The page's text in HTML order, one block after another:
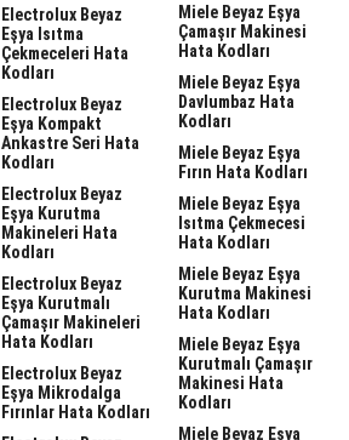
Electrolux Beyaz
Eşya Isıtma
Çekmeceleri Hata
Kodları
Electrolux Beyaz
Eşya Kompakt
Ankastre Seri Hata
Kodları
Electrolux Beyaz
Eşya Kurutma
Makineleri Hata
Kodları
Electrolux Beyaz
Eşya Kurutmalı
Çamaşır Makineleri
Hata Kodları
Electrolux Beyaz
Eşya Mikrodalga
Fırınlar Hata Kodları
Miele Beyaz Eşya
Çamaşır Makinesi
Hata Kodları
Miele Beyaz Eşya
Davlumbaz Hata
Kodları
Miele Beyaz Eşya
Fırın Hata Kodları
Miele Beyaz Eşya
Isıtma Çekmecesi
Hata Kodları
Miele Beyaz Eşya
Kurutma Makinesi
Hata Kodları
Miele Beyaz Eşya
Kurutmalı Çamaşır
Makinesi Hata
Kodları
Miele Beyaz Eşya